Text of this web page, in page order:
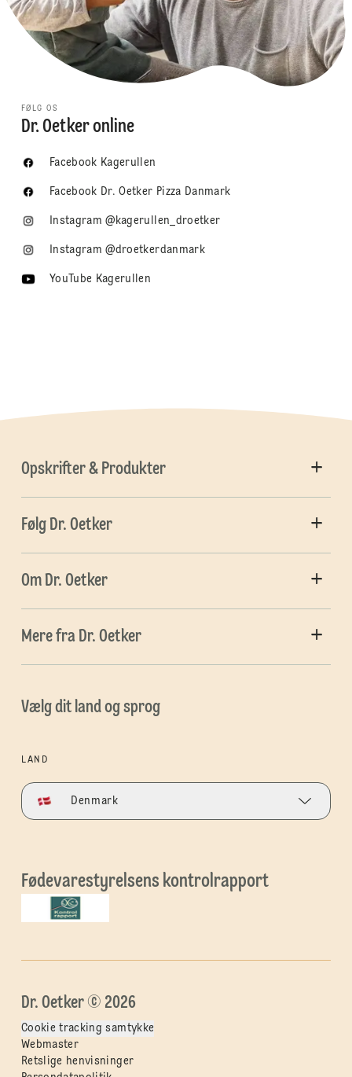
FØLG OS
Dr. Oetker online
Facebook Kagerullen
Facebook Dr. Oetker Pizza Danmark
Instagram @kagerullen_droetker
Instagram @droetkerdanmark
YouTube Kagerullen
Opskrifter & Produkter
Følg Dr. Oetker
Om Dr. Oetker
Mere fra Dr. Oetker
Vælg dit land og sprog
LAND
Denmark
Fødevarestyrelsens kontrolrapport
Dr. Oetker © 2026
Cookie tracking samtykke
Webmaster
Retslige henvisninger